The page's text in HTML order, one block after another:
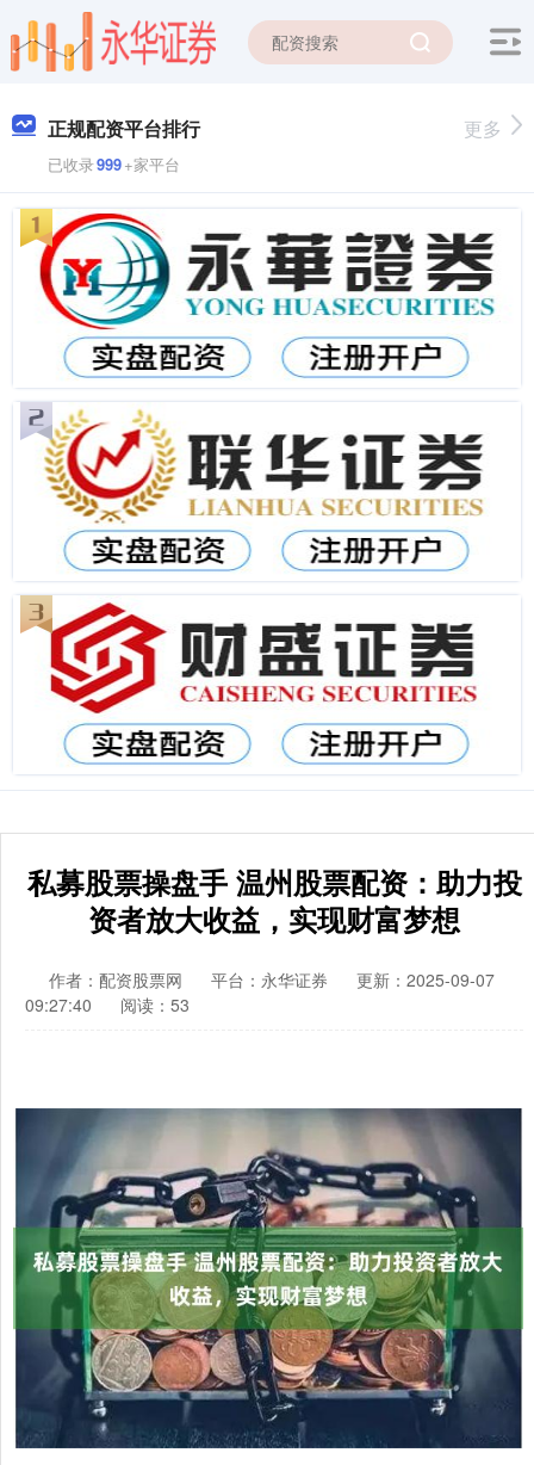
正规配资平台排行
已收录999+家平台
更多
私募股票操盘手 温州股票配资：助力投
资者放大收益，实现财富梦想
作者：配资股票网 平台：永华证券
更新：2025-09-07
09:27:40
阅读：53